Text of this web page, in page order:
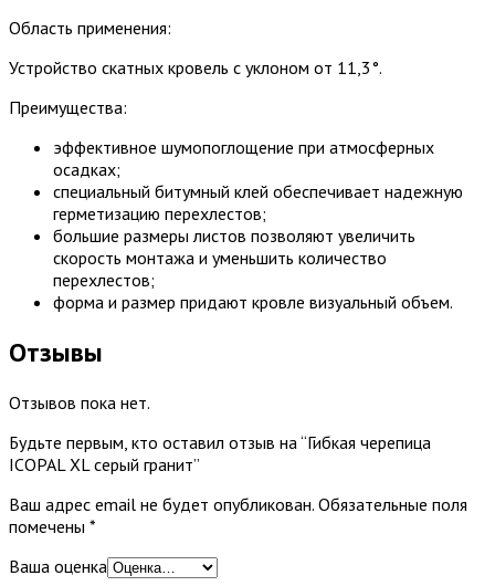
Область применения:
Устройство скатных кровель с уклоном от 11,3°.
Преимущества:
эффективное шумопоглощение при атмосферных
осадках;
специальный битумный клей обеспечивает надежную
герметизацию перехлестов;
большие размеры листов позволяют увеличить
скорость монтажа и уменьшить количество
перехлестов;
форма и размер придают кровле визуальный объем.
Отзывы
Отзывов пока нет.
Будьте первым, кто оставил отзыв на “Гибкая черепица
ICOPAL XL серый гранит”
Ваш адрес email не будет опубликован. Обязательные поля
помечены *
Ваша оценка